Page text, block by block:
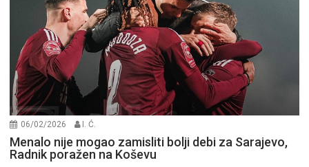
06/02/2026 I. Ć.
Menalo nije mogao zamisliti bolji debi za Sarajevo,
Radnik poražen na Koševu